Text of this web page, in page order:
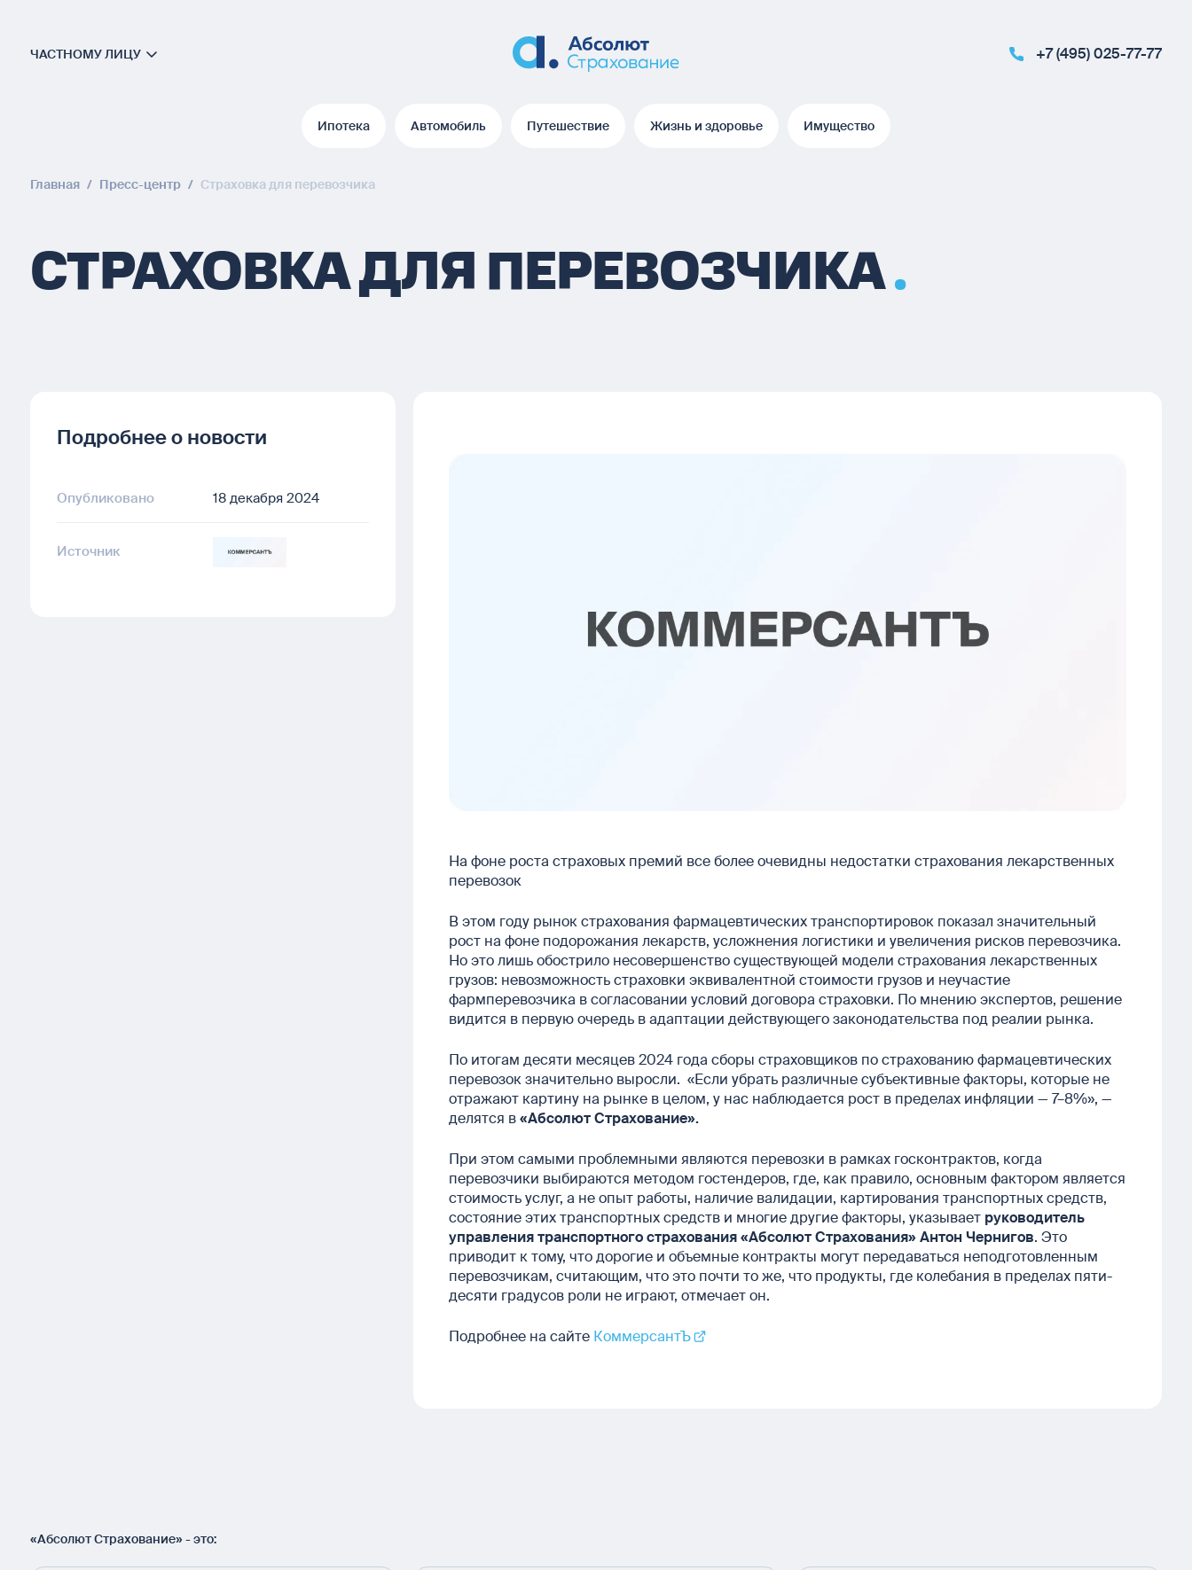
ЧАСТНОМУ ЛИЦУ +7 (495) 025-77-77
Ипотека Автомобиль Путешествие Жизнь и здоровье Имущество
Главная / Пресс-центр / Страховка для перевозчика
СТРАХОВКА ДЛЯ ПЕРЕВОЗЧИКА
Подробнее о новости
Опубликовано 18 декабря 2024
Источник
На фоне роста страховых премий все более очевидны недостатки страхования лекарственных
перевозок
В этом году рынок страхования фармацевтических транспортировок показал значительный
рост на фоне подорожания лекарств, усложнения логистики и увеличения рисков перевозчика.
Но это лишь обострило несовершенство существующей модели страхования лекарственных
грузов: невозможность страховки эквивалентной стоимости грузов и неучастие
фармперевозчика в согласовании условий договора страховки. По мнению экспертов, решение
видится в первую очередь в адаптации действующего законодательства под реалии рынка.
По итогам десяти месяцев 2024 года сборы страховщиков по страхованию фармацевтических
перевозок значительно выросли. «Если убрать различные субъективные факторы, которые не
отражают картину на рынке в целом, у нас наблюдается рост в пределах инфляции — 7–8%», —
делятся в«Абсолют Страхование».
При этом самыми проблемными являются перевозки в рамках госконтрактов, когда
перевозчики выбираются методом гостендеров, где, как правило, основным фактором является
стоимость услуг, а не опыт работы, наличие валидации, картирования транспортных средств,
состояние этих транспортных средств и многие другие факторы, указывает руководитель
управления транспортного страхования «Абсолют Страхования» Антон Чернигов. Это
приводит к тому, что дорогие и объемные контракты могут передаваться неподготовленным
перевозчикам, считающим, что это почти то же, что продукты, где колебания в пределах пяти-
десяти градусов роли не играют, отмечает он.
Подробнее на сайте КоммерсантЪ
«Абсолют Страхование» - это: